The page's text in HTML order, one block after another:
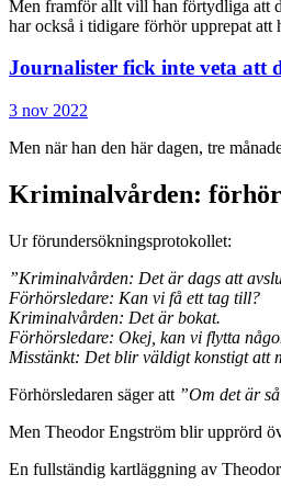
Men framför allt vill han förtydliga att
har också i tidigare förhör upprepat
Journalister fick inte veta att
3 nov 2022
Men när han den här dagen, tre
Kriminalvården:
Ur förundersökningsprotokollet:
”Kriminalvården: Det är dags att
Förhörsledare: Kan vi få ett tag till?
Kriminalvården: Det är bokat.
Förhörsledare: Okej, kan vi flytta
Misstänkt: Det blir väldigt konstigt att
Förhörsledaren säger att ”Om det är
Men Theodor Engström blir upprörd
En fullständig kartläggning av